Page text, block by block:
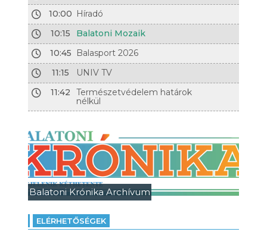
10:00 Híradó
10:15
Balatoni Mozaik
10:45
Balasport 2026
11:15
UNIV TV
11:42
Természetvédelem határok
nélkül
Balatoni Krónika Archívum
ELÉRHETŐSÉGEK